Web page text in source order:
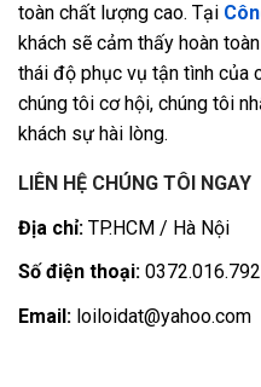
toàn chất lượng cao. Tại
khách sẽ cảm thấy hoàn
thái độ phục vụ tận tình của
chúng tôi cơ hội, chúng tôi
khách sự hài lòng.
LIÊN HỆ CHÚNG TÔI NGAY
Địa chỉ: TP.HCM / Hà Nội
Số điện thoại: 0372.016.792
Email: loiloidat@yahoo.com